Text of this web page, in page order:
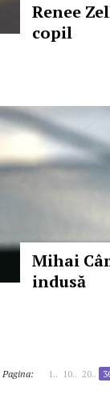
Renee
copil
Mihai
indusă
Pagina: 1.. 10.. 20..